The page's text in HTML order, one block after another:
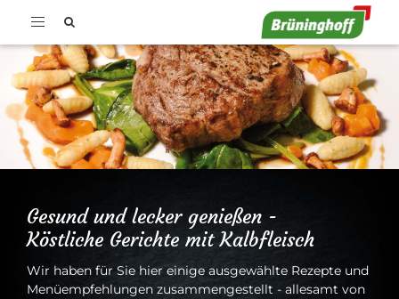
Toggle
Gesund und lecker genießen -
Köstliche Gerichte mit Kalbfleisch
Wir haben für Sie hier einige ausgewählte Rezepte und
Menüempfehlungen zusammengestellt - allesamt von